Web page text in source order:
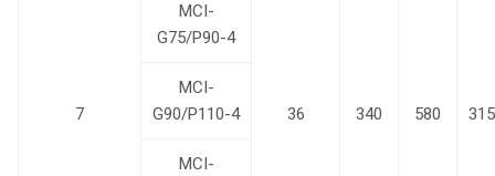
7
MCI-
G75/P90-4
36 340 580 315
MCI-
G90/P110-4
MCI-